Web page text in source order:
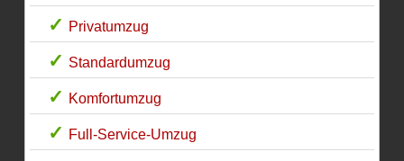
Privatumzug
Standardumzug
Komfortumzug
Full-Service-Umzug